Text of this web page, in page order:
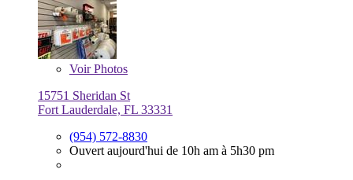
VoirPhotos
15751 Sheridan St
Fort Lauderdale, FL 33331
(954) 572-8830
Ouvert aujourd'hui de 10h am à 5h30 pm